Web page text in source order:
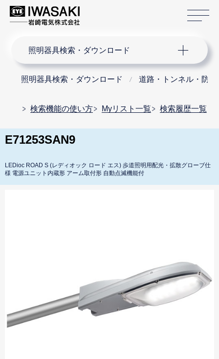
照明器具検索・ダウンロード
照明器具検索・ダウンロード 道路・トンネル・防犯
検索機能の使い方 Myリスト一覧 検索履歴一覧
E71253SAN9
LEDioc ROAD S (レディオック ロード エス) 歩道照明用配光・拡散グローブ仕
様 電源ユニット内蔵形 アーム取付形 自動点滅機能付